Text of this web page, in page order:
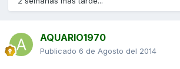
AQUARIO1970
Publicado 6 de Agosto del 2014